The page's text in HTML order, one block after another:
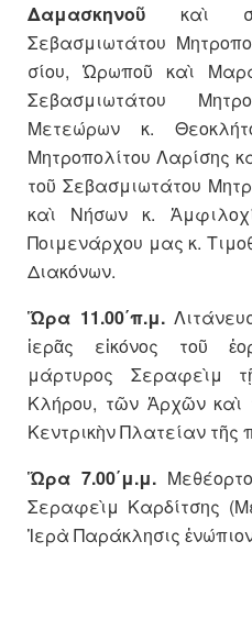
Δαμασκηνοῦ καὶ
Σεβασμιωτάτου
σίου, Ὠρωποῦ καὶ
Σεβασμιωτάτου
Μετεώρων κ.
Μητροπολίτου Λαρίσης
τοῦ Σεβασμιωτάτου
καὶ Νήσων κ.
Ποιμενάρχου μας κ.
Διακόνων.
Ὥρα 11.00΄π.μ.
ἱερᾶς εἰκόνος τοῦ
μάρτυρος Σεραφεὶμ
Κλήρου, τῶν Ἀρχῶν καὶ
Κεντρικὴν Πλατείαν τῆς
Ὥρα 7.00΄μ.μ.
Σεραφεὶμ Καρδίτσης
Ἱερὰ Παράκλησις